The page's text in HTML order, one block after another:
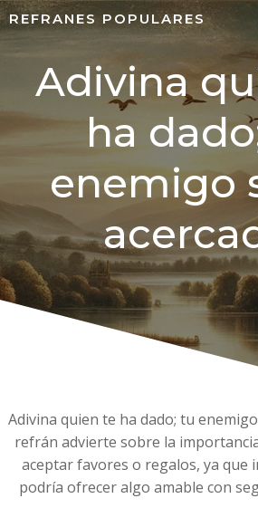
REFRANES POPULARES
Adivina
ha
enemigo
Adivina quien te ha dado; tu
refrán advierte sobre la
aceptar favores o regalos, ya que
podría ofrecer algo amable con